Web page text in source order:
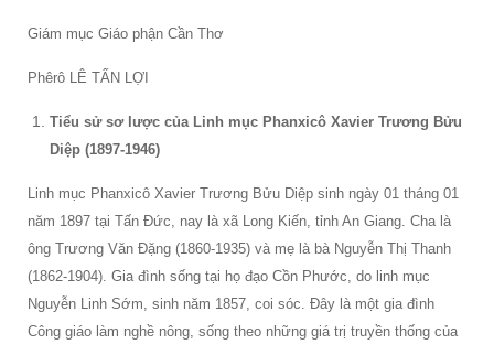
Giám mục Giáo phận Cần Thơ
Phêrô LÊ TẤN LỢI
Tiểu sử sơ lược của Linh mục Phanxicô Xavier Trương Bửu
Diệp (1897-1946)
Linh mục Phanxicô Xavier Trương Bửu Diệp sinh ngày 01 tháng 01
năm 1897 tại Tấn Đức, nay là xã Long Kiến, tỉnh An Giang. Cha là
ông Trương Văn Đặng (1860-1935) và mẹ là bà Nguyễn Thị Thanh
(1862-1904). Gia đình sống tại họ đạo Cồn Phước, do linh mục
Nguyễn Linh Sớm, sinh năm 1857, coi sóc. Đây là một gia đình
Công giáo làm nghề nông, sống theo những giá trị truyền thống của